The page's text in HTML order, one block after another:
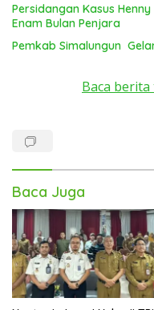
Persidangan Kasus
Enam Bulan Penjara
Pemkab Simalungun
Baca
Baca Juga